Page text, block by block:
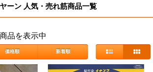
ーン 人気・売れ筋商品一覧
品を表示中
価格順 新着順